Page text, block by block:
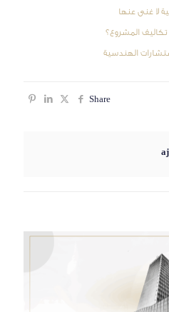
لا غنى عنها
المشروع؟
الهندسية
Share